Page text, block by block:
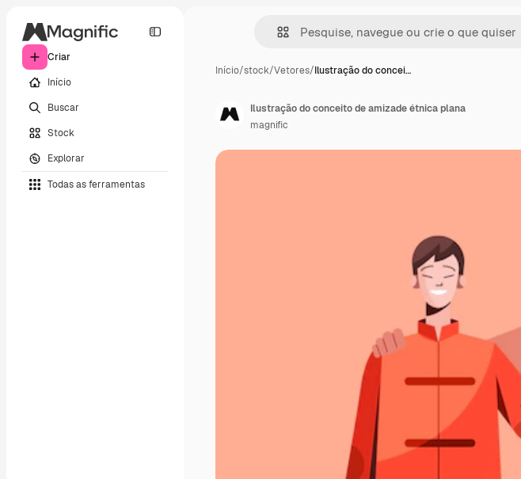
Criar
Início
Buscar
Stock
Explorar
Todas as ferramentas
Início/stock/Vetores/Ilustração do concei…
Ilustração do conceito de amizade étnica plana
magnific